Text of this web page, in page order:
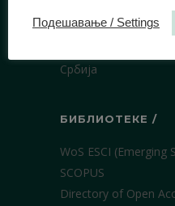
Булевар краља
Србија
БИБЛИОТЕКЕ /
WoS ESCI (Emerging
SCOPUS
Directory of Open
Подешавање / Settings